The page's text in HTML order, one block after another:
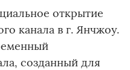
открытие
канала в г. Янчжоу.
созданный для